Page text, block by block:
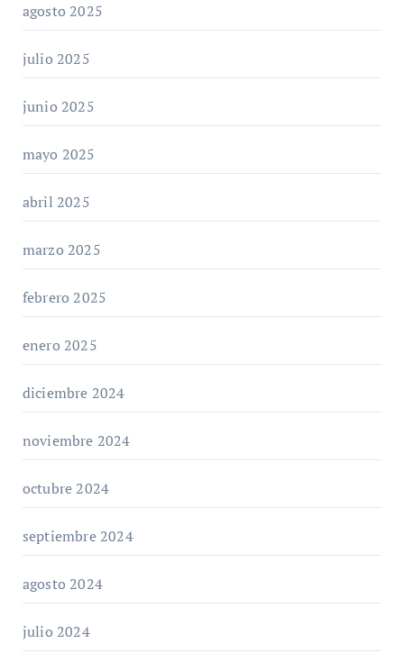
agosto 2025
julio 2025
junio 2025
mayo 2025
abril 2025
marzo 2025
febrero 2025
enero 2025
diciembre 2024
noviembre 2024
octubre 2024
septiembre 2024
agosto 2024
julio 2024